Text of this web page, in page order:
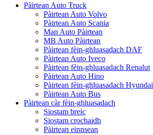
Pàirtean Auto Truck
Pàirtean Auto Volvo
Pàirtean Auto Scania
Man Auto Pàirtean
MB Auto Pàirtean
Pàirtean fèin-ghluasadach DAF
Pàirtean Auto Iveco
Pàirtean fèin-ghluasadach Renalut
Pàirtean Auto Hino
Pàirtean fèin-ghluasadach Hyundai
Pàirtean Auto Bus
Pàirtean càr fèin-ghluasadach
Siostam breic
Siostam crochaidh
Pàirtean einnsean